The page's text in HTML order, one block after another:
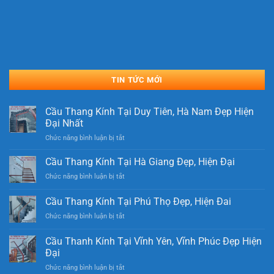
TIN TỨC MỚI
Cầu Thang Kính Tại Duy Tiên, Hà Nam Đẹp Hiện
Đại Nhất
Chức năng bình luận bị tắt
Thang
Kính
Tại
Tiên,
Nam
Hiện
Cầu Thang Kính Tại Hà Giang Đẹp, Hiện Đại
Chức năng bình luận bị tắt
Thang
Kính
Tại
Giang
Đẹp,
Đại
Cầu Thang Kính Tại Phú Thọ Đẹp, Hiện Đai
Chức năng bình luận bị tắt
Thang
Kính
Phú
Cầu Thanh Kính Tại Vĩnh Yên, Vĩnh Phúc Đẹp Hiện
Đại
Chức năng bình luận bị tắt